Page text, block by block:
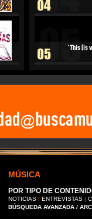
MÚSICA
POR TIPO DE
NOTICIAS | ENTREVISTAS |
BÚSQUEDA AVANZADA /